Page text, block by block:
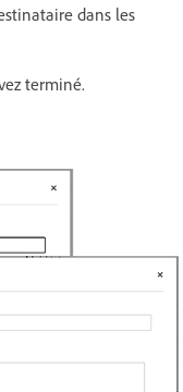
dans les
terminé.